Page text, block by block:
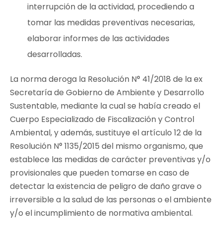
interrupción de la actividad, procediendo a
tomar las medidas preventivas necesarias,
elaborar informes de las actividades
desarrolladas.
La norma deroga la Resolución N° 41/2018 de la ex
Secretaría de Gobierno de Ambiente y Desarrollo
Sustentable, mediante la cual se había creado el
Cuerpo Especializado de Fiscalización y Control
Ambiental, y además, sustituye el artículo 12 de la
Resolución N° 1135/2015 del mismo organismo, que
establece las medidas de carácter preventivas y/o
provisionales que pueden tomarse en caso de
detectar la existencia de peligro de daño grave o
irreversible a la salud de las personas o el ambiente
y/o el incumplimiento de normativa ambiental.